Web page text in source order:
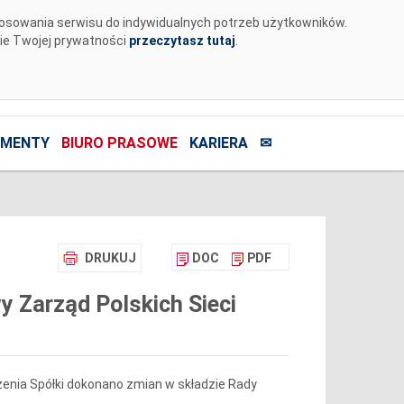
serwisu do indywidualnych potrzeb użytkowników.
Twojej prywatności przeczytasz tutaj
BIURO PRASOWE KARIERA ✉
DRUKUJ DOC PDF
Zarząd Polskich Sieci
Spółki dokonano zmian w składzie Rady